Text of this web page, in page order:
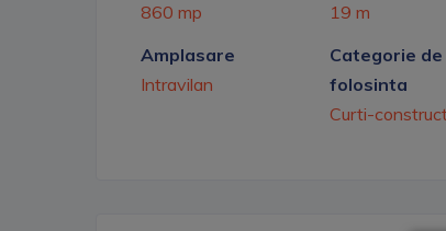
860 mp
19 m
Amplasare
Intravilan
Categorie de
folosinta
Curti-